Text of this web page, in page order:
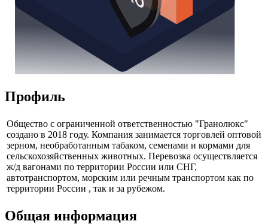
Профиль
Общество с ограниченной ответственностью "Гранолюкс"
создано в 2018 году. Компания занимается торговлей оптовой
зерном, необработанным табаком, семенами и кормами для
сельскохозяйственных животных. Перевозка осуществляется
ж/д вагонами по территории России или СНГ,
автотранспортом, морским или речным транспортом как по
территории России , так и за рубежом.
Общая информация